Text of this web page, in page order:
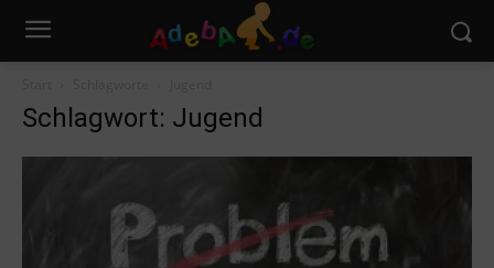
Schlagwort: Jugend